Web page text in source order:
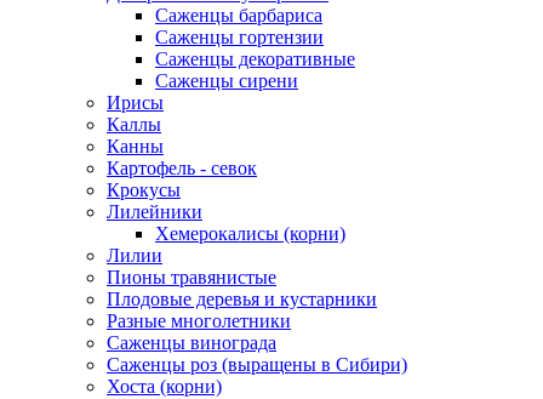
Саженцы барбариса
Саженцы гортензии
Саженцы декоративные
Саженцы сирени
Ирисы
Каллы
Канны
Картофель - севок
Крокусы
Лилейники
Хемерокалисы (корни)
Лилии
Пионы травянистые
Плодовые деревья и кустарники
Разные многолетники
Саженцы винограда
Саженцы роз (выращены в Сибири)
Хоста (корни)